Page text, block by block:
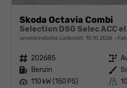
Skoda Octavia Combi
Selection DSG Selec ACC
unverbindliche Lieferzeit: 10.10.2026
Fahrzeugnr. 202685 Getriebe
Kraftstoff Benzin Außenfarbe
Leistung 110 kW (150 PS) Kilometerstand